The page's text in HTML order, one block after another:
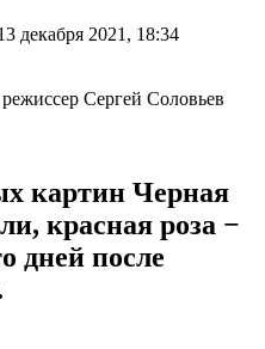
декабря 2021, 18:34
картин Черная
красная роза −
дней после